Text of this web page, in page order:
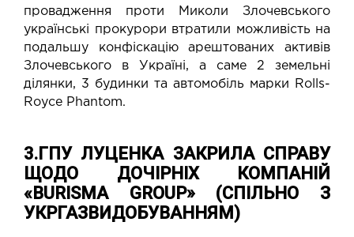
провадження проти Миколи Злочевського
українські прокурори втратили можливість на
подальшу конфіскацію арештованих активів
Злочевського в Україні, а саме 2 земельні
ділянки, 3 будинки та автомобіль марки Rolls-
Royce Phantom.
3.ГПУ ЛУЦЕНКА ЗАКРИЛА СПРАВУ
ЩОДО ДОЧІРНІХ КОМПАНІЙ
«BURISMA GROUP» (СПІЛЬНО З
УКРГАЗВИДОБУВАННЯМ)